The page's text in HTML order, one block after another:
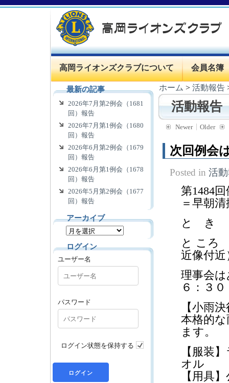
高岡ライオンズクラブについて 会員名簿
ホーム >活動報告
活動報告
Newer Older
次回例会
Posted in活
第1484
＝早朝
と き
と ころ
近像付近
理事会
６：３
【小雨
本格的
ます。
【服装
オル
【用具
最新の記事
2026年7月第2例会（1681
回）報告
2026年7月第1例会（1680
回）報告
2026年6月第2例会（1679
回）報告
2026年6月第1例会（1678
回）報告
2026年5月第2例会（1677
回）報告
アーカイブ
ログイン
ユーザー名
パスワード
ログイン状態を保持する